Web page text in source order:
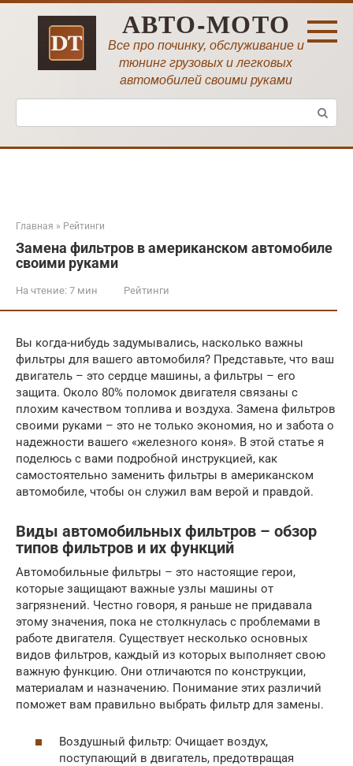
Перейти
АВТО-МОТО
Все про починку, обслуживание и
тюнинг грузовых и легковых
автомобилей своими руками
Поиск:
Главная » Рейтинги
Замена фильтров в американском автомобиле
своими руками
На чтение: 7 мин Рейтинги
Вы когда-нибудь задумывались, насколько важны
фильтры для вашего автомобиля? Представьте, что ваш
двигатель – это сердце машины, а фильтры – его
защита. Около 80% поломок двигателя связаны с
плохим качеством топлива и воздуха. Замена фильтров
своими руками – это не только экономия, но и забота о
надежности вашего «железного коня». В этой статье я
поделюсь с вами подробной инструкцией, как
самостоятельно заменить фильтры в американском
автомобиле, чтобы он служил вам верой и правдой.
Виды автомобильных фильтров – обзор
типов фильтров и их функций
Автомобильные фильтры – это настоящие герои,
которые защищают важные узлы машины от
загрязнений. Честно говоря, я раньше не придавала
этому значения, пока не столкнулась с проблемами в
работе двигателя. Существует несколько основных
видов фильтров, каждый из которых выполняет свою
важную функцию. Они отличаются по конструкции,
материалам и назначению. Понимание этих различий
поможет вам правильно выбрать фильтр для замены.
Воздушный фильтр: Очищает воздух,
поступающий в двигатель, предотвращая